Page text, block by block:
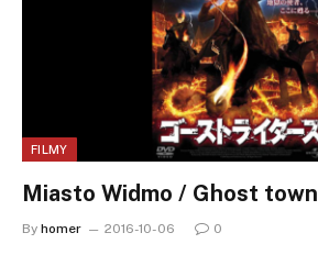
FILMY
Miasto Widmo / Ghost town
By homer 2016-10-06 0